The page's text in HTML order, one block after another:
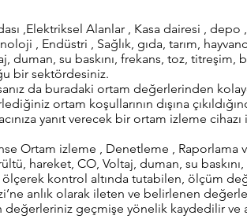
,Elektriksel Alanlar , Kasa dairesi ,
, Endüstri , Sağlık, gıda, tarım,
duman, su baskını, frekans, toz,
bir sektördesiniz.
da buradaki ortam değerlerinden
ortam koşullarının dışına
yanıt verecek bir ortam izleme
Ortam izleme , Denetleme ,
hareket, CO, Voltaj, duman, su
ölçerek kontrol altında tutabilen, ölçüm
anlık olarak ileten ve belirlenen
geçmişe yönelik kaydedilir ve